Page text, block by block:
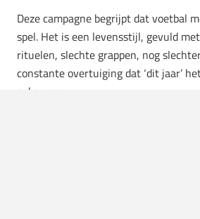
Deze campagne begrijpt dat voetbal
spel. Het is een levensstijl, gevuld
rituelen, slechte grappen, nog
constante overtuiging dat ‘dit jaar’
gebeuren.